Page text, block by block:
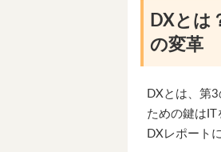
DXとは
の変革
DXとは、第
ための鍵はIT
DXレポート